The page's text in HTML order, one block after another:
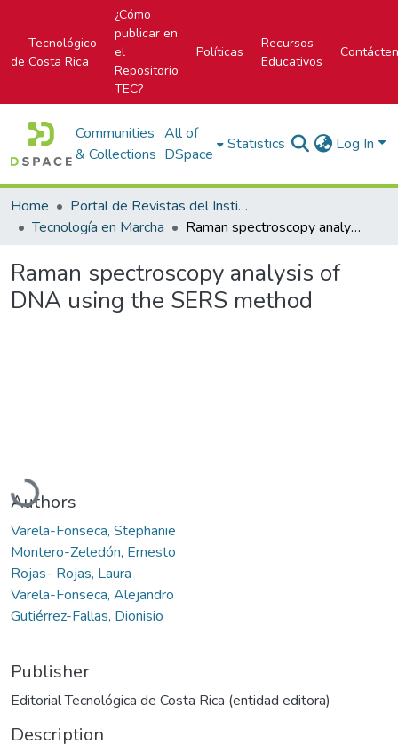
Tecnológico
de Costa Rica
¿Cómo
publicar en
el
Repositorio
TEC?
Políticas
Recursos
Educativos
Communities
& Collections
All of
DSpace
Statistics Log In
Home
Portal de Revistas del Instituto Tecnológico de Costa Rica
Tecnología en Marcha
Raman spectroscopy analysis of DNA using the SERS method
Raman spectroscopy analysis of
DNA using the SERS method
Loading...
Authors
Varela-Fonseca, Stephanie
Montero-Zeledón, Ernesto
Rojas- Rojas, Laura
Varela-Fonseca, Alejandro
Gutiérrez-Fallas, Dionisio
Publisher
Editorial Tecnológica de Costa Rica (entidad editora)
Description